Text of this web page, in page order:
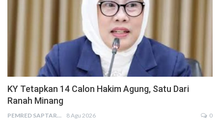
KY Tetapkan 14 Calon Hakim Agung, Satu Dari
Ranah Minang
PEMRED SAPTARIUS 8 Agu 2026 0